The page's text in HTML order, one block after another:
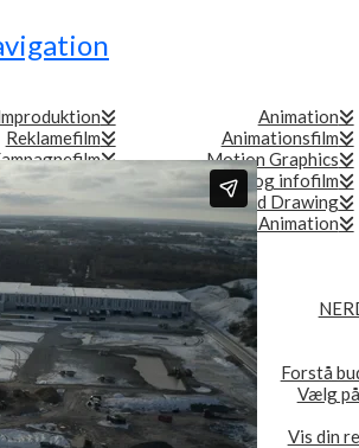
Reklamefilm
Brandingfilm
Animation
Animationsfilm
Motion Graphics
Explainers og infofilm
Speed Drawing
Logo Animation
Om os
i København
Priser
Referencer & testimonials
Forretningsbetingelser
Persondatapolitik
Jobs
Forstå
Vælg
Vis din